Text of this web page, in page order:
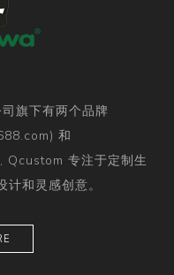
旗下有两个品牌
和
专注于定制生
和灵感创意。